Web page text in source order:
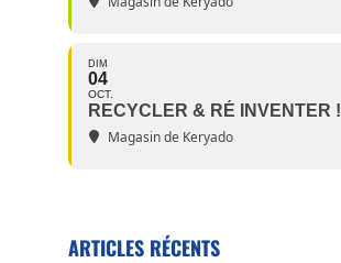
DIM
04
OCT.
RECYCLER & RÉ INVENTER !
Magasin de Keryado
ARTICLES RÉCENTS